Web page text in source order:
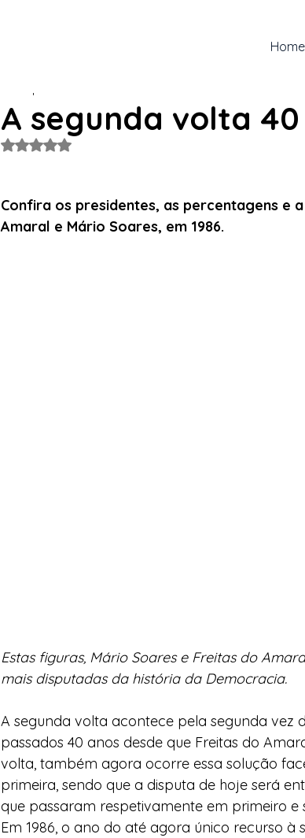
Home
A segunda volta
Avaliado com NaN de 5 estrelas.
Confira os presidentes, as percentagens e
Amaral e Mário Soares, em 1986.
Estas figuras, Mário Soares e Freitas do
mais disputadas da história da Democracia.
A segunda volta acontece pela segunda vez
passados 40 anos desde que Freitas do
volta, também agora ocorre essa solução
primeira, sendo que a disputa de hoje será
que passaram respetivamente em primeiro e
Em 1986, o ano do até agora único recurso